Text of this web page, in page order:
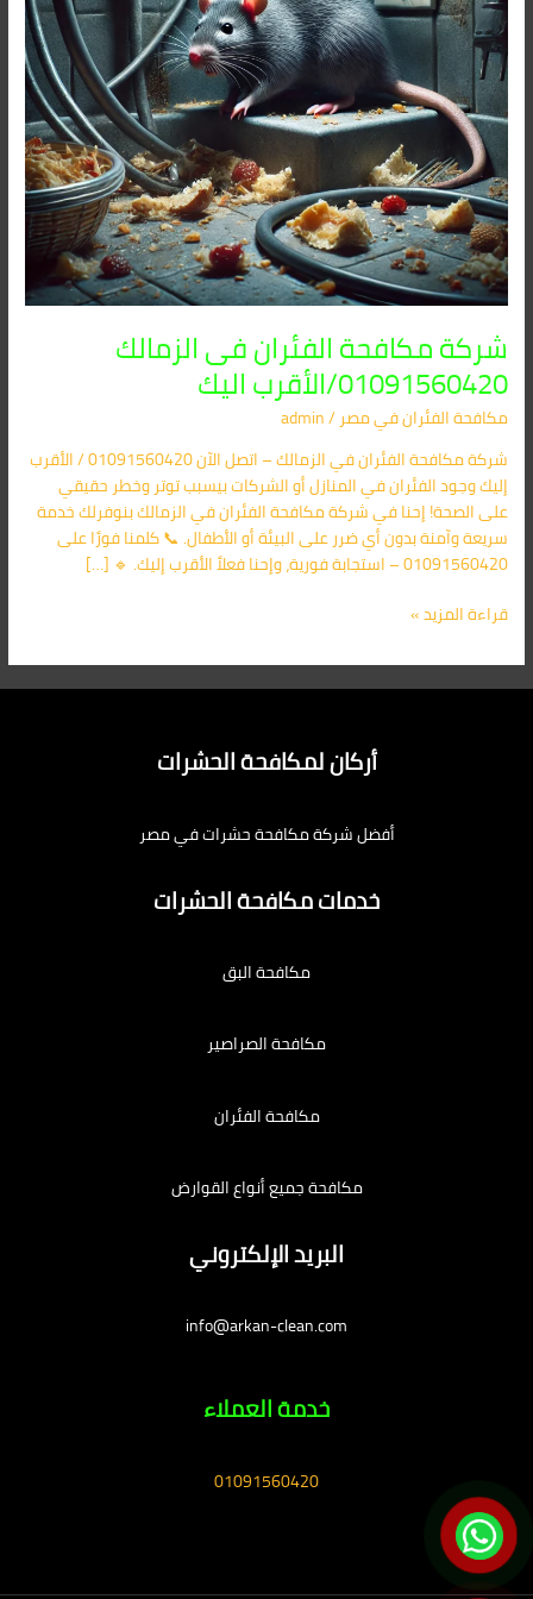
شركة مكافحة الفئران فى الزمالك
01091560420/الأقرب اليك
مكافحة الفئران​ في مصر/
admin
شركة مكافحة الفئران في الزمالك – اتصل الآن 01091560420 / الأقرب
إليك وجود الفئران في المنازل أو الشركات بيسبب توتر وخطر حقيقي
على الصحة! إحنا في شركة مكافحة الفئران في الزمالك بنوفرلك خدمة
سريعة وآمنة بدون أي ضرر على البيئة أو الأطفال. 📞 كلمنا فورًا على
01091560420 – استجابة فورية، وإحنا فعلاً الأقرب إليك. 🔹 […]
اليك
قراءة المزيد »
أركان لمكافحة الحشرات
أفضل شركة مكافحة حشرات في مصر
خدمات مكافحة الحشرات
مكافحة البق
مكافحة الصراصير
مكافحة الفئران
مكافحة جميع أنواع القوارض
البريد الإلكتروني
info@arkan-clean.com
خدمة العملاء
01091560420